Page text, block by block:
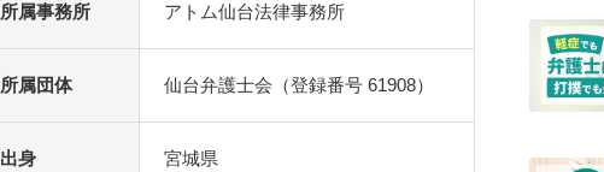
所属事務所 アトム仙台法律事務所
所属団体 仙台弁護士会（登録番号 61908）
出身 宮城県